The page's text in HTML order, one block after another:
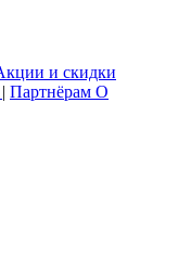
и скидки
| Партнёрам О